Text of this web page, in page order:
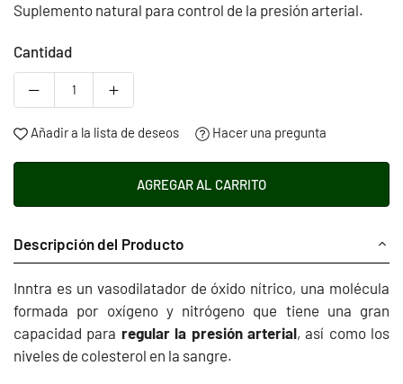
Suplemento natural para control de la presión arterial.
Cantidad
Añadir a la lista de deseos Hacer una pregunta
AGREGAR AL CARRITO
Descripción del Producto
Inntra es un vasodilatador de óxido nítrico, una molécula
formada por oxígeno y nitrógeno que tiene una gran
capacidad para regular la presión arterial, así como los
niveles de colesterol en la sangre.